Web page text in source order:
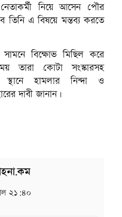
নেতাকর্মী নিয়ে আসেন পৌর
তিনি এ বিষয়ে মন্তব্য করতে
সামনে বিক্ষোভ মিছিল করে
সময় তারা কোটা সংস্কারসহ
স্থানে হামলার নিন্দা ও
দাবী জানান।
২১:৪০